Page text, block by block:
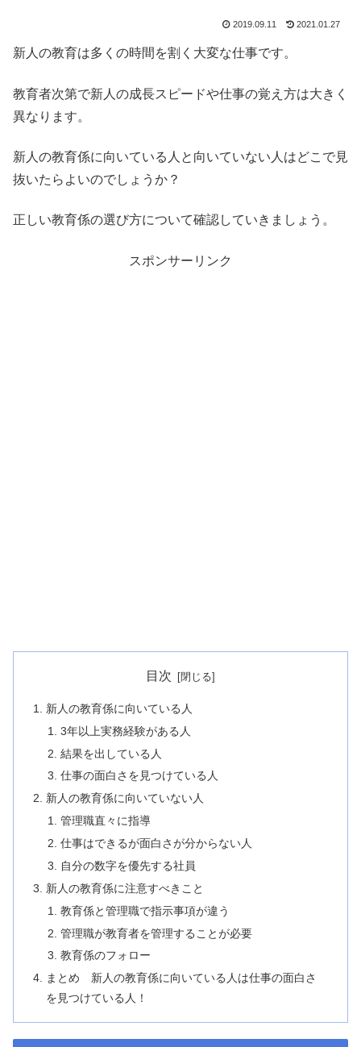
2019.09.11 2021.01.27
新人の教育は多くの時間を割く大変な仕事です。
教育者次第で新人の成長スピードや仕事の覚え方は大きく
異なります。
新人の教育係に向いている人と向いていない人はどこで見
抜いたらよいのでしょうか？
正しい教育係の選び方について確認していきましょう。
スポンサーリンク
目次
新人の教育係に向いている人
3年以上実務経験がある人
結果を出している人
仕事の面白さを見つけている人
新人の教育係に向いていない人
管理職直々に指導
仕事はできるが面白さが分からない人
自分の数字を優先する社員
新人の教育係に注意すべきこと
教育係と管理職で指示事項が違う
管理職が教育者を管理することが必要
教育係のフォロー
まとめ 新人の教育係に向いている人は仕事の面白さ
を見つけている人！